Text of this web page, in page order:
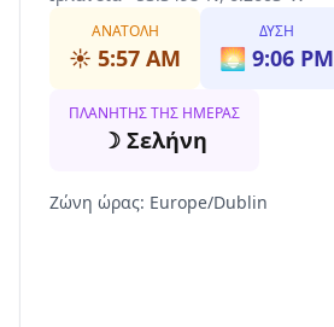
ΑΝΑΤΟΛΉ
☀️ 5:57 AM
ΔΎΣΗ
🌅 9:06 PM
ΠΛΑΝΉΤΗΣ ΤΗΣ ΗΜΈΡΑΣ
☽ Σελήνη
Ζώνη ώρας: Europe/Dublin